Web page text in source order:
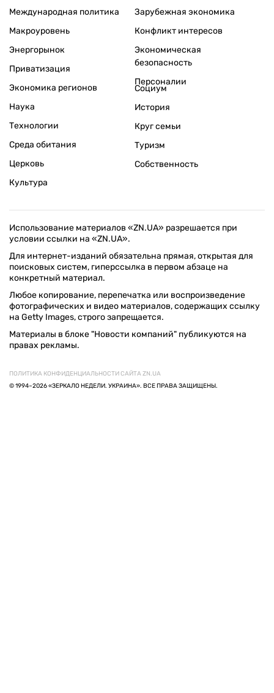
Международная политика
Макроуровень
Энергорынок
Приватизация
Экономика регионов
Зарубежная экономика
Конфликт интересов
Экономическая
безопасность
Персоналии
Наука
Технологии
Среда обитания
Церковь
Культура
Социум
История
Круг семьи
Туризм
Собственность
Использование материалов «ZN.UA» разрешается при
условии ссылки на «ZN.UA».
Для интернет-изданий обязательна прямая, открытая для
поисковых систем, гиперссылка в первом абзаце на
конкретный материал.
Любое копирование, перепечатка или воспроизведение
фотографических и видео материалов, содержащих ссылку
на Getty Images, строго запрещается.
Материалы в блоке "Новости компаний" публикуются на
правах рекламы.
ПОЛИТИКА КОНФИДЕНЦИАЛЬНОСТИ САЙТА ZN.UA
© 1994–2026 «ЗЕРКАЛО НЕДЕЛИ. УКРАИНА». ВСЕ ПРАВА ЗАЩИЩЕНЫ.